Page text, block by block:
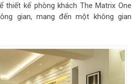
thiết kế phòng khách The Matrix One
gian, mang đến một không gian